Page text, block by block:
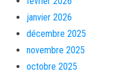
janvier 2026
décembre 2025
novembre 2025
octobre 2025